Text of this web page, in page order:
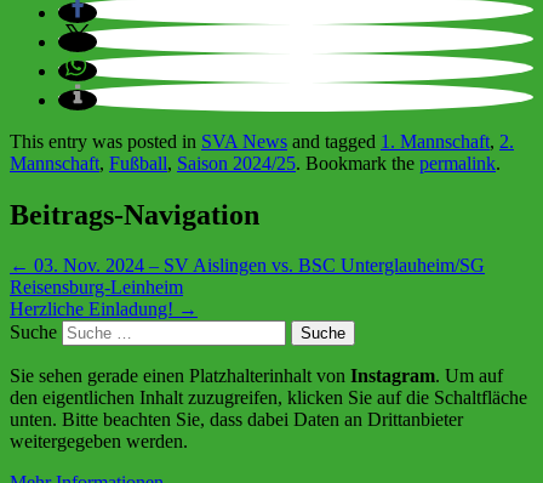
This entry was posted in SVA News and tagged 1. Mannschaft, 2.
Mannschaft, Fußball, Saison 2024/25. Bookmark the permalink.
Beitrags-Navigation
← 03. Nov. 2024 – SV Aislingen vs. BSC Unterglauheim/SG
Reisensburg-Leinheim
Herzliche Einladung! →
Suche
Sie sehen gerade einen Platzhalterinhalt von Instagram. Um auf
den eigentlichen Inhalt zuzugreifen, klicken Sie auf die Schaltfläche
unten. Bitte beachten Sie, dass dabei Daten an Drittanbieter
weitergegeben werden.